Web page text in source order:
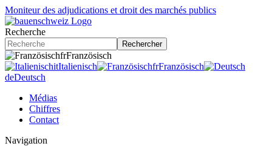
Moniteur des adjudications et droit des marchés publics
Recherche
Rechercher
frFranzösisch
itItalienisch frFranzösisch
deDeutsch
Médias
Chiffres
Contact
Navigation